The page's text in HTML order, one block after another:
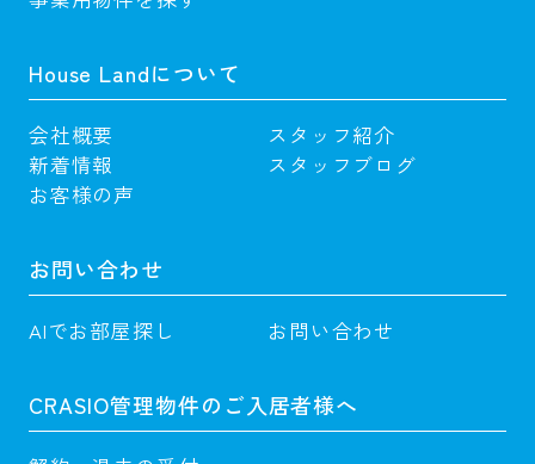
House Landについて
会社概要
スタッフ紹介
新着情報
スタッフブログ
お客様の声
お問い合わせ
AIでお部屋探し お問い合わせ
CRASIO管理物件のご入居者様へ